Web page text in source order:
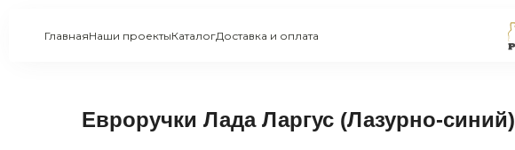
ГлавнаяНаши проектыКаталогДоставка и оплата
Евроручки Лада Ларгус (Лазурно-синий)